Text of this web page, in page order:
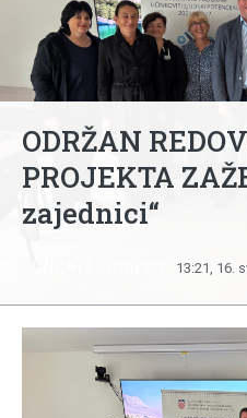
ODRŽAN
PROJEKTA
zajednici“
13:21, 16.